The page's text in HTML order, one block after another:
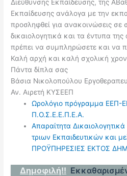
Διεύθυνσης Εκπαίδευσης, της
Εκπαίδευσης ανάλογα με την
προσληφθεί για ανακοινώσεις σε
δικαιολογητικά και τα έντυπα
πρέπει να συμπληρώσετε και να
Καλή αρχή και καλή σχολική
Πάντα δίπλα σας
Βάσια Νικολοπούλου
Αν. Αιρετή ΚΥΣΕΕΠ
Ωρολόγιο πρόγραμμα ΕΕΠ-
Π.Ο.Σ.Ε.Ε.Π.Ε.Α.
Απαραίτητα
τριων Εκπαιδευτικών και
ΠΡΟΫΠΗΡΕΣΙΕΣ ΕΚΤΟΣ
Δημοφιλή!!